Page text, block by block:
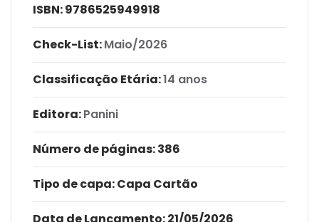
ISBN:9786525949918
Check-List:Maio/2026
Classificação Etária:14 anos
Editora:Panini
Número de páginas: 386
Tipo de capa:Capa Cartão
Data de Lançamento:21/05/2026